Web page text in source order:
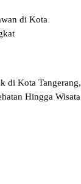
di Kota
di Kota Tangerang,
Hingga Wisata